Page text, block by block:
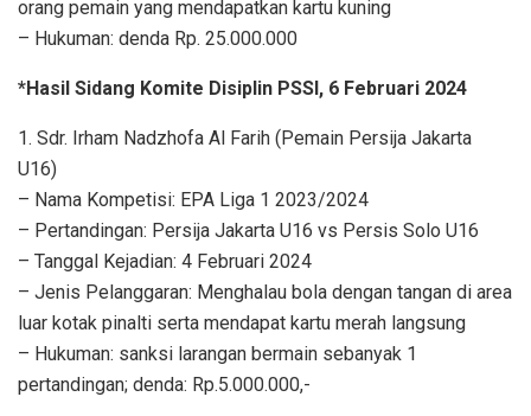
orang pemain yang mendapatkan kartu kuning
– Hukuman: denda Rp. 25.000.000
*Hasil Sidang Komite Disiplin PSSI, 6 Februari 2024
1. Sdr. Irham Nadzhofa Al Farih (Pemain Persija Jakarta
U16)
– Nama Kompetisi: EPA Liga 1 2023/2024
– Pertandingan: Persija Jakarta U16 vs Persis Solo U16
– Tanggal Kejadian: 4 Februari 2024
– Jenis Pelanggaran: Menghalau bola dengan tangan di area
luar kotak pinalti serta mendapat kartu merah langsung
– Hukuman: sanksi larangan bermain sebanyak 1
pertandingan; denda: Rp.5.000.000,-